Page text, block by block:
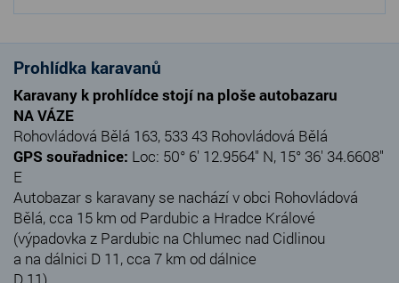
Prohlídka karavanů
Karavany k prohlídce stojí na ploše autobazaru
NA VÁZE
Rohovládová Bělá 163, 533 43 Rohovládová Bělá
GPS souřadnice: Loc: 50° 6' 12.9564" N, 15° 36' 34.6608"
E
Autobazar s karavany se nachází v obci Rohovládová
Bělá, cca 15 km od Pardubic a Hradce Králové
(výpadovka z Pardubic na Chlumec nad Cidlinou
a na dálnici D 11, cca 7 km od dálnice
D 11).